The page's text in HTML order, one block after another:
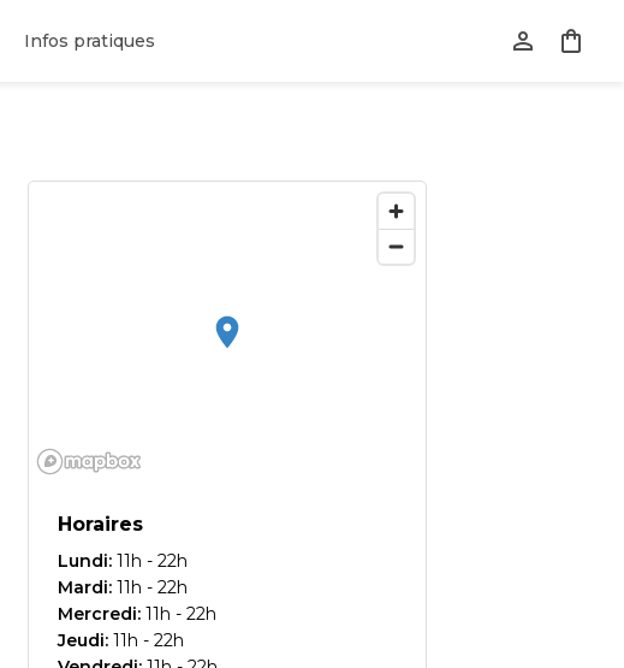
Infos pratiques
Horaires
Lundi: 11h - 22h
Mardi: 11h - 22h
Mercredi: 11h - 22h
Jeudi: 11h - 22h